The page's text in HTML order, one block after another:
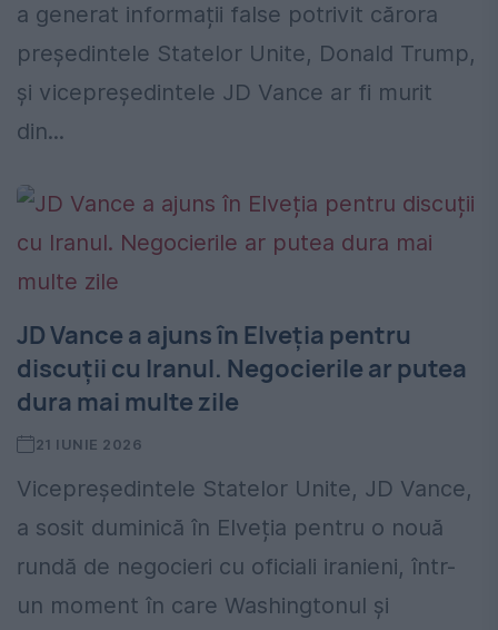
a generat informații false potrivit cărora
președintele Statelor Unite, Donald Trump,
și vicepreședintele JD Vance ar fi murit
din...
JD Vance a ajuns în Elveția pentru
discuții cu Iranul. Negocierile ar putea
dura mai multe zile
21 IUNIE 2026
Vicepreședintele Statelor Unite, JD Vance,
a sosit duminică în Elveția pentru o nouă
rundă de negocieri cu oficiali iranieni, într-
un moment în care Washingtonul și